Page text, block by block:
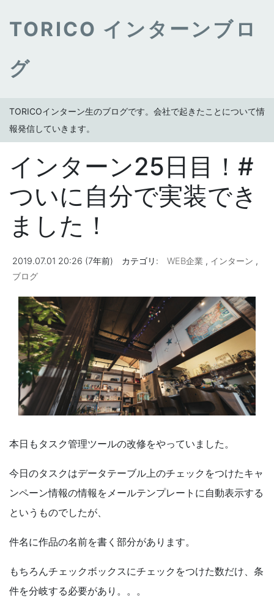
TORICO インターンブロ
グ
TORICOインターン生のブログです。会社で起きたことについて情
報発信していきます。
インターン25日目！#
ついに自分で実装でき
ました！
2019.07.01 20:26 (7年前) カテゴリ: WEB企業 , インターン ,
ブログ
本日もタスク管理ツールの改修をやっていました。
今日のタスクはデータテーブル上のチェックをつけたキャ
ンペーン情報の情報をメールテンプレートに自動表示する
というものでしたが、
件名に作品の名前を書く部分があります。
もちろんチェックボックスにチェックをつけた数だけ、条
件を分岐する必要があり。。。